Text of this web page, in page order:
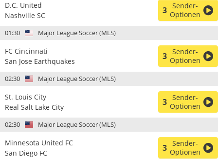
D.C. United
Nashville SC
3 Sender-
Optionen
01:30 Major League Soccer (MLS)
FC Cincinnati
San Jose Earthquakes
3 Sender-
Optionen
02:30 Major League Soccer (MLS)
St. Louis City
Real Salt Lake City
3 Sender-
Optionen
02:30 Major League Soccer (MLS)
Minnesota United FC
San Diego FC
3 Sender-
Optionen